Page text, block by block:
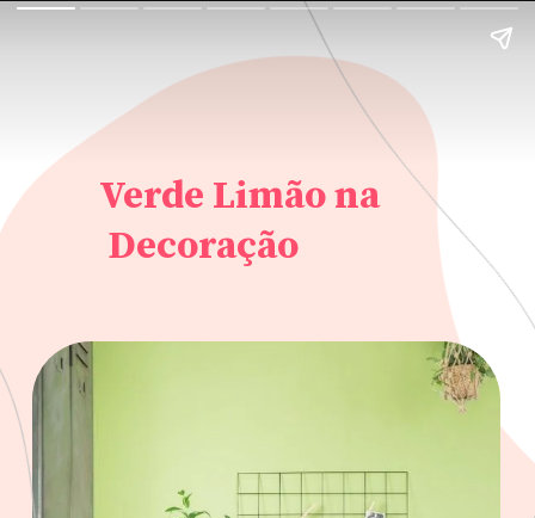
Verde Limão na
Decoração